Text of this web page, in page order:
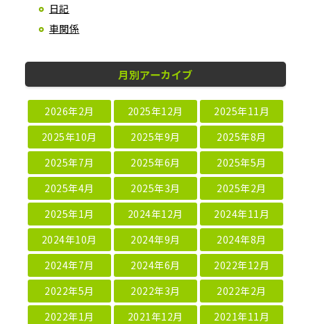
日記
車関係
月別アーカイブ
2026年2月 2025年12月
2025年11月
2025年10月
2025年9月
2025年8月
2025年7月
2025年6月
2025年5月
2025年4月
2025年3月
2025年2月
2025年1月
2024年12月
2024年11月
2024年10月
2024年9月
2024年8月
2024年7月
2024年6月
2022年12月
2022年5月
2022年3月
2022年2月
2022年1月
2021年12月
2021年11月